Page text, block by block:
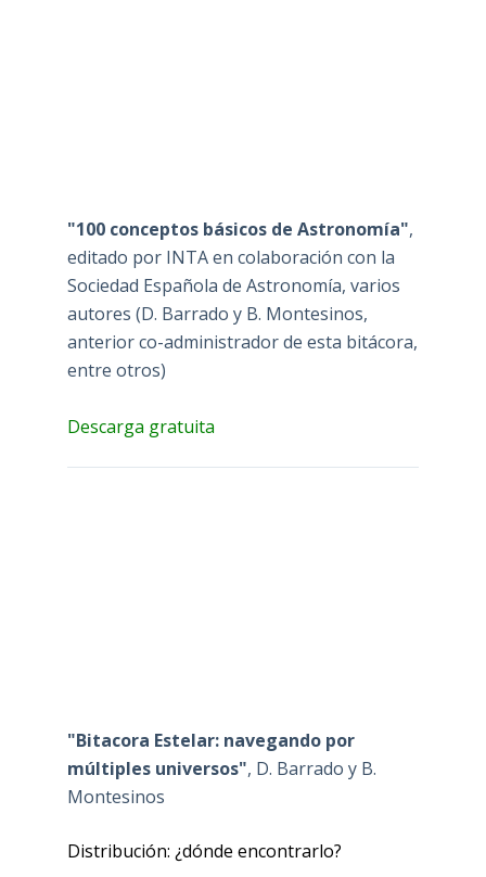
"100 conceptos básicos de Astronomía",
editado por INTA en colaboración con la
Sociedad Española de Astronomía, varios
autores (D. Barrado y B. Montesinos,
anterior co-administrador de esta bitácora,
entre otros)
Descarga gratuita
"Bitacora Estelar: navegando por
múltiples universos", D. Barrado y B.
Montesinos
Distribución: ¿dónde encontrarlo?